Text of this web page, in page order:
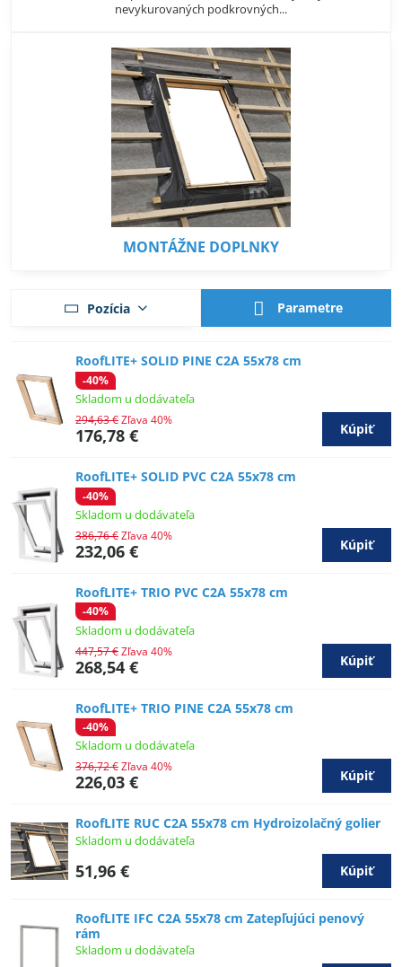
nevykurovaných podkrovných...
MONTÁŽNE DOPLNKY
Pozícia Parametre
RoofLITE+ SOLID PINE C2A 55x78 cm
-40%
Skladom u dodávateľa
176,78 €
294,63 €Zľava 40%
Kúpiť
RoofLITE+ SOLID PVC C2A 55x78 cm
-40%
Skladom u dodávateľa
232,06 €
386,76 €Zľava 40%
Kúpiť
RoofLITE+ TRIO PVC C2A 55x78 cm
-40%
Skladom u dodávateľa
268,54 €
447,57 €Zľava 40%
Kúpiť
RoofLITE+ TRIO PINE C2A 55x78 cm
-40%
Skladom u dodávateľa
226,03 €
376,72 €Zľava 40%
Kúpiť
RoofLITE RUC C2A 55x78 cm Hydroizolačný golier
Skladom u dodávateľa
51,96 € Kúpiť
RoofLITE IFC C2A 55x78 cm Zatepľujúci penový
rám
Skladom u dodávateľa